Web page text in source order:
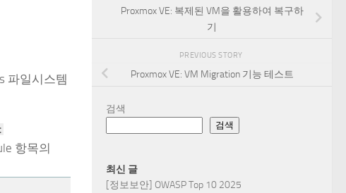
파일시스템
항목의
Proxmox VE: 복제된 VM을 활용하여 복구하
기
PREVIOUS STORY
Proxmox VE: VM Migration 기능 테스트
검색
검색
최신 글
[정보보안] OWASP Top 10 2025